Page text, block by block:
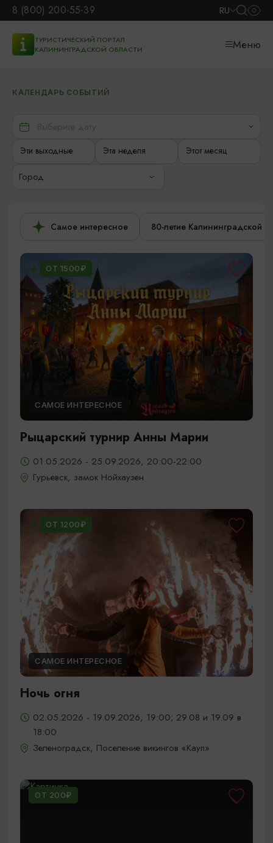
8 (800) 200-55-39 RU
ТУРИСТИЧЕСКИЙ ПОРТАЛ
КАЛИНИНГРАДСКОЙ ОБЛАСТИ
Меню
КАЛЕНДАРЬ СОБЫТИЙ
Эти выходные Эта неделя Этот месяц
Город
Самое интересное 80-летие Калининградской
ОТ 1500₽
САМОЕ ИНТЕРЕСНОЕ
Рыцарский турнир Анны Марии
01.05.2026 - 25.09.2026, 20:00-22:00
Гурьевск, замок Нойхаузен
ОТ 1200₽
САМОЕ ИНТЕРЕСНОЕ
Ночь огня
02.05.2026 - 19.09.2026, 19:00; 29.08 и 19.09 в
18:00
Зеленоградск, Поселение викингов «Кауп»
ОТ 200₽